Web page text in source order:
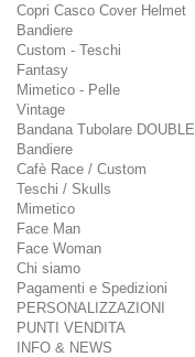
Copri Casco Cover Helmet
Bandiere
Custom - Teschi
Fantasy
Mimetico - Pelle
Vintage
Bandana Tubolare
Bandiere
Cafè Race / Custom
Teschi / Skulls
Mimetico
Face Man
Face Woman
Chi siamo
Pagamenti e Spedizioni
PERSONALIZZAZIONI
PUNTI VENDITA
INFO & NEWS